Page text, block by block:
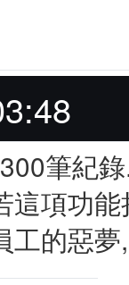
筆紀
這項功
工的惡